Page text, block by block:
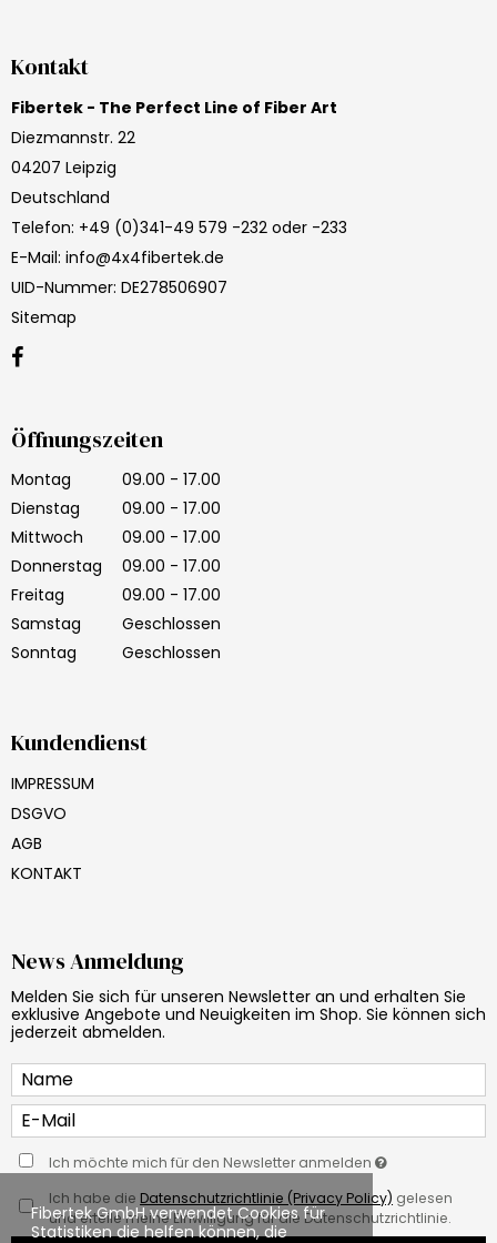
Fibertek GmbH verwendet Cookies für
Statistiken die helfen können, die
Kontakt
Fibertek - The Perfect Line of Fiber Art
Diezmannstr. 22
04207 Leipzig
Deutschland
Telefon: +49 (0)341-49 579 -232 oder -233
E-Mail: info@4x4fibertek.de
UID-Nummer: DE278506907
Sitemap
Öffnungszeiten
Montag
09.00 - 17.00
Dienstag
09.00 - 17.00
Mittwoch
09.00 - 17.00
Donnerstag
09.00 - 17.00
Freitag
09.00 - 17.00
Samstag
Geschlossen
Sonntag
Geschlossen
Kundendienst
IMPRESSUM
DSGVO
AGB
KONTAKT
News Anmeldung
Melden Sie sich für unseren Newsletter an und erhalten Sie
exklusive Angebote und Neuigkeiten im Shop. Sie können sich
jederzeit abmelden.
Ich möchte mich für den Newsletter anmelden
Ich habe die Datenschutzrichtlinie (Privacy Policy) gelesen
und erteile meine Einwilligung für die Datenschutzrichtlinie.